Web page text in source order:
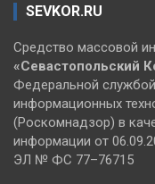
SEVKOR.RU
Средство массовой
«Севастопольский
Федеральной
информационных
(Роскомнадзор) в
информации от
ЭЛ № ФС 77–76715